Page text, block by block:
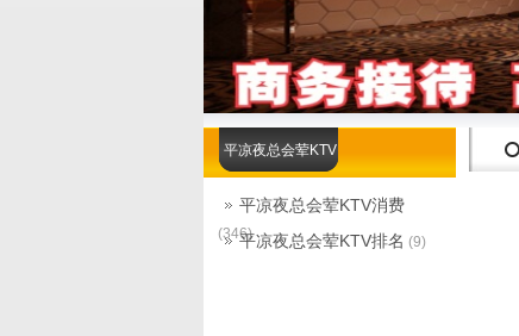
平凉夜总会荤KTV
平凉夜总会荤KTV消费
(346)平凉夜总会荤KTV排名 (9)